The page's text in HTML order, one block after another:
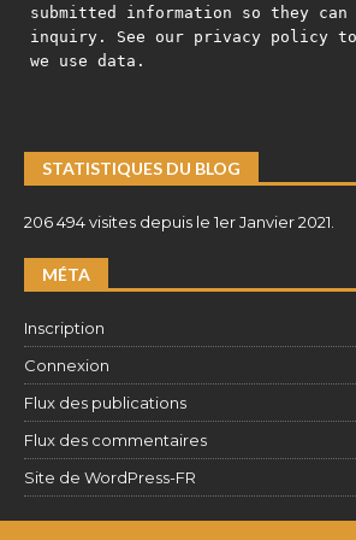
submitted information so they can
inquiry. See our privacy policy to
we use data.
STATISTIQUES DU BLOG
206 494 visites depuis le 1er Janvier 2021.
MÉTA
Inscription
Connexion
Flux des publications
Flux des commentaires
Site de WordPress-FR